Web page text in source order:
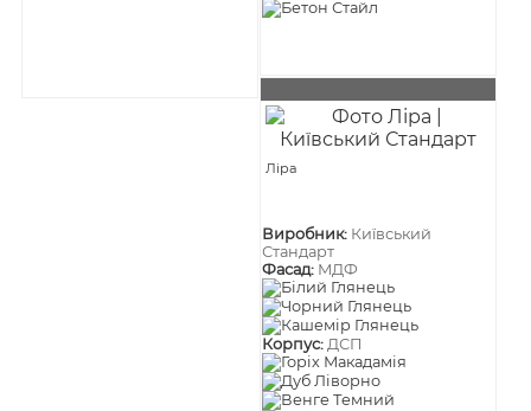
Ліра
Виробник: Київський
Стандарт
Фасад: МДФ
Корпус: ДСП